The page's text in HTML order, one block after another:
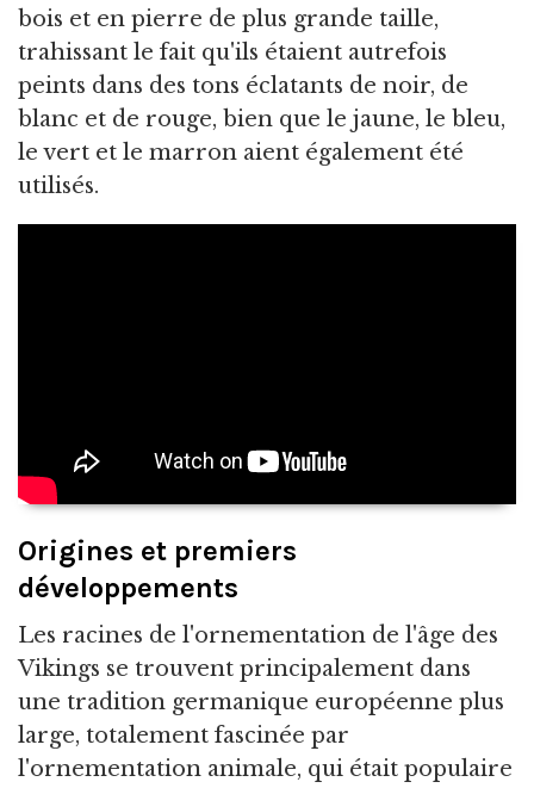
bois et en pierre de plus grande taille,
trahissant le fait qu'ils étaient autrefois
peints dans des tons éclatants de noir, de
blanc et de rouge, bien que le jaune, le bleu,
le vert et le marron aient également été
utilisés.
Origines et premiers
développements
Les racines de l'ornementation de l'âge des
Vikings se trouvent principalement dans
une tradition germanique européenne plus
large, totalement fascinée par
l'ornementation animale, qui était populaire